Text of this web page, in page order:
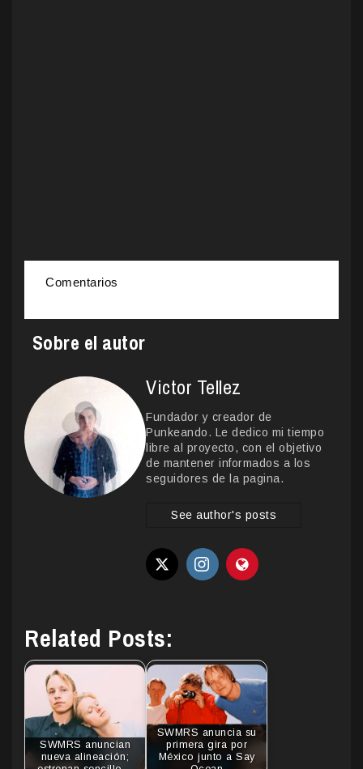
Comentarios
Sobre el autor
Victor Tellez
Fundador y creador de
Punkeando. Le dedico mi tiempo
libre al proyecto, con el objetivo
de mantener informados a los
seguidores de la pagina.
See author's posts
Related Posts:
SWMRS anuncian
nueva alineación;
SWMRS anuncia su
primera gira por
México junto a Say